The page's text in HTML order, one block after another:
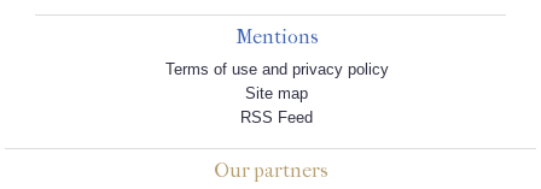
Mentions
Terms of use and privacy policy
Site map
RSS Feed
Our partners